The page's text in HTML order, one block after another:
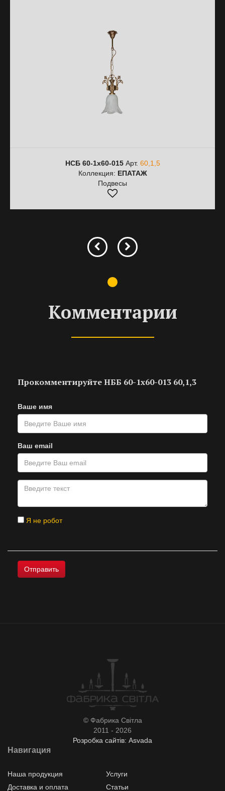
НСБ 60-1х60-015Арт. 60,1,5
Коллекция: ЕПАТАЖ
Подвесы
Комментарии
Прокомментируйте НББ 60-1х60-013 60,1,3
Ваше имя
Ваш email
Я не робот
© Фабрика Світла
2011 - 2026
Розробка сайтів: Asvada
Навигация
Наша продукция
Услуги
Доставка и оплата
Статьи